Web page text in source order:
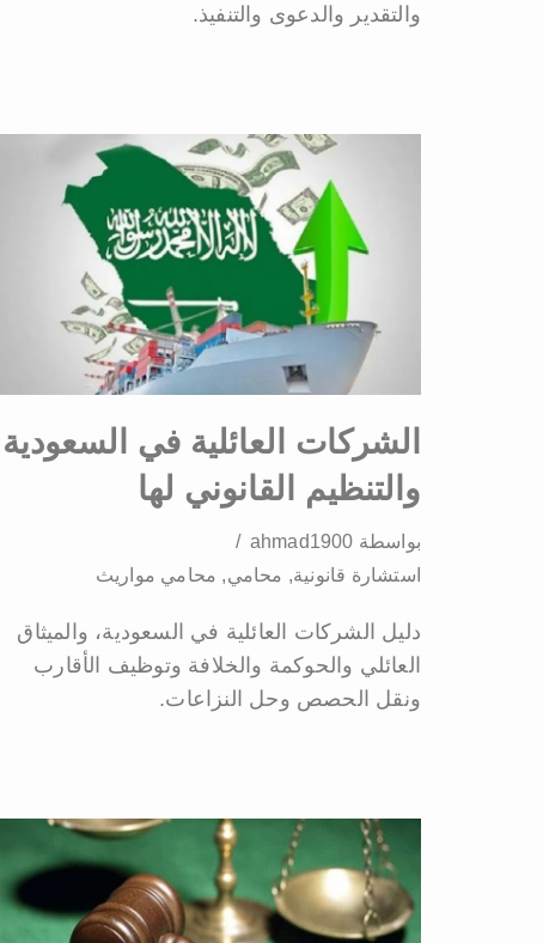
والتقدير والدعوى والتنفيذ.
الشركات العائلية في السعودية
والتنظيم القانوني لها
بواسطة ahmad1900
استشارة قانونية
محامي محامي مواريث
دليل الشركات العائلية في السعودية، والميثاق
العائلي والحوكمة والخلافة وتوظيف الأقارب
ونقل الحصص وحل النزاعات.